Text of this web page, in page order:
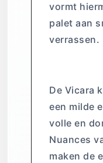
vormt
palet aan
verrassen.
De Vicara
een milde
volle en
Nuances
maken de